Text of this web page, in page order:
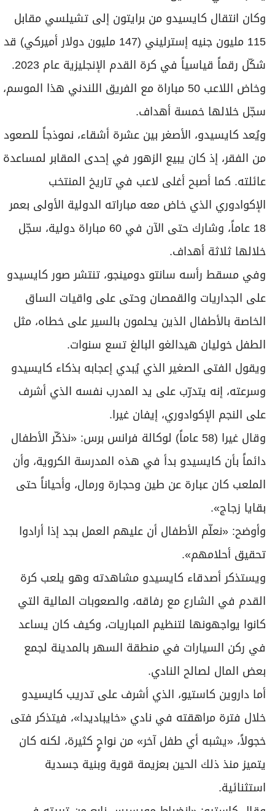
وكان انتقال كايسيدو من برايتون إلى تشيلسي مقابل
115 مليون جنيه إسترليني (147 مليون دولار أميركي) قد
شكّل رقماً قياسياً في كرة القدم الإنجليزية عام 2023.
وخاض اللاعب 50 مباراة مع الفريق اللندني هذا الموسم،
سجّل خلالها خمسة أهداف.
ويُعد كايسيدو، الأصغر بين عشرة أشقاء، نموذجاً للصعود
من الفقر، إذ كان يبيع الزهور في إحدى المقابر لمساعدة
عائلته. كما أصبح أغلى لاعب في تاريخ المنتخب
الإكوادوري الذي خاض معه مباراته الدولية الأولى بعمر
18 عاماً، وشارك حتى الآن في 60 مباراة دولية، سجّل
خلالها ثلاثة أهداف.
وفي مسقط رأسه سانتو دومينجو، تنتشر صور كايسيدو
على الجداريات والقمصان وحتى على واقيات الساق
الخاصة بالأطفال الذين يحلمون بالسير على خطاه، مثل
الطفل خوليان هيدالغو البالغ تسع سنوات.
ويقول الفتى الصغير الذي يُبدي إعجابه بذكاء كايسيدو
وسرعته، إنه يتدرّب على يد المدرب نفسه الذي أشرف
على النجم الإكوادوري، إيفان غيرا.
وقال غيرا (58 عاماً) لوكالة فرانس برس: «نذكّر الأطفال
دائماً بأن كايسيدو بدأ في هذه المدرسة الكروية، وأن
الملعب كان عبارة عن طين وحجارة ورمال، وأحياناً حتى
بقايا زجاج».
وأوضح: «نعلّم الأطفال أن عليهم العمل بجد إذا أرادوا
تحقيق أحلامهم».
ويستذكر أصدقاء كايسيدو مشاهدته وهو يلعب كرة
القدم في الشارع مع رفاقه، والصعوبات المالية التي
كانوا يواجهونها لتنظيم المباريات، وكيف كان يساعد
في ركن السيارات في منطقة السهر بالمدينة لجمع
بعض المال لصالح النادي.
أما داروين كاستيو، الذي أشرف على تدريب كايسيدو
خلال فترة مراهقته في نادي «خايباديدا»، فيتذكر فتى
خجولاً، «يشبه أي طفل آخر» من نواحٍ كثيرة، لكنه كان
يتميز منذ ذلك الحين بعزيمة قوية وبنية جسدية
استثنائية.